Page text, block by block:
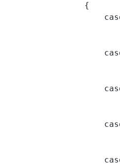
                {